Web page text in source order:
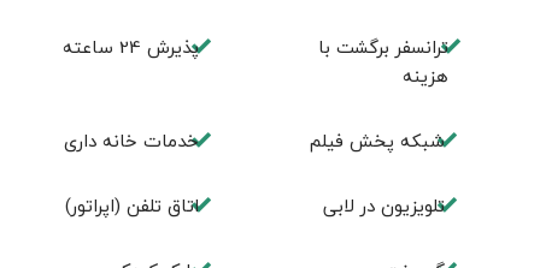
ترانسفر برگشت با
هزینه
پذیرش 24 ساعته
شبکه پخش فیلم خدمات خانه داری
تلویزیون در لابی اتاق تلفن (اپراتور)